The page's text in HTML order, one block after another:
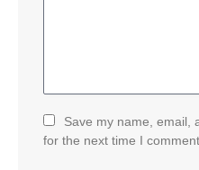
Save my name, email,
for the next time I comment.